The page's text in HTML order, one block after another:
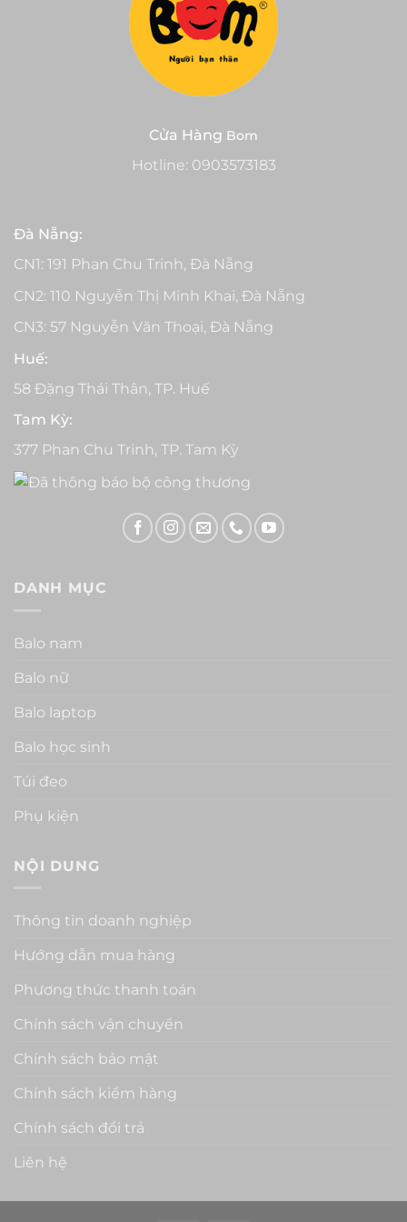
Cửa Hàng Bom
Hotline: 0903573183
Đà Nẵng:
CN1: 191 Phan Chu Trinh, Đà Nẵng
CN2: 110 Nguyễn Thị Minh Khai, Đà Nẵng
CN3: 57 Nguyễn Văn Thoại, Đà Nẵng
Huế:
58 Đặng Thái Thân, TP. Huế
Tam Kỳ:
377 Phan Chu Trinh, TP. Tam Kỳ
DANH MỤC
Balo nam
Balo nữ
Balo laptop
Balo học sinh
Túi đeo
Phụ kiện
NỘI DUNG
Thông tin doanh nghiệp
Hướng dẫn mua hàng
Phương thức thanh toán
Chính sách vận chuyển
Chính sách bảo mật
Chính sách kiểm hàng
Chính sách đổi trả
Liên hệ